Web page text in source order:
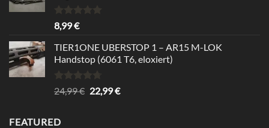
Bewertet
mit
von 5
8,99€
TIER1ONE UBERSTOP 1 – AR15 M-LOK
Handstop (6061 T6, eloxiert)
Bewertet
mit
24,99€ Ursprünglicher
22,99€Aktueller
FEATURED